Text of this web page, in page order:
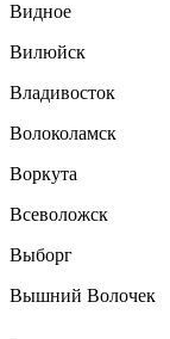
Видное
Вилюйск
Владивосток
Волоколамск
Воркута
Всеволожск
Выборг
Вышний Волочек